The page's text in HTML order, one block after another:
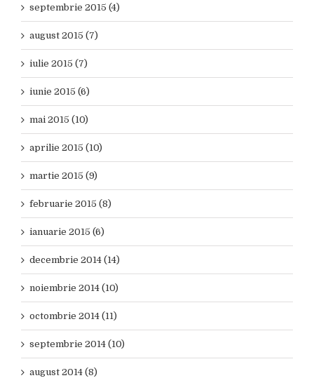
septembrie 2015 (4)
august 2015 (7)
iulie 2015 (7)
iunie 2015 (6)
mai 2015 (10)
aprilie 2015 (10)
martie 2015 (9)
februarie 2015 (8)
ianuarie 2015 (6)
decembrie 2014 (14)
noiembrie 2014 (10)
octombrie 2014 (11)
septembrie 2014 (10)
august 2014 (8)